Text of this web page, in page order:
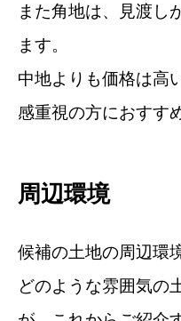
また角地は、見渡し
ます。
中地よりも価格は高
感重視の方におすす
周辺環境
候補の土地の周辺環
どのような雰囲気の